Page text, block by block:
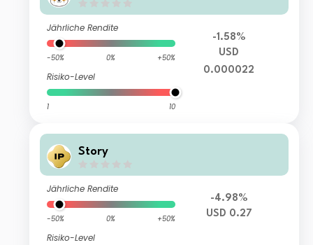
Jährliche Rendite
-50% 0% +50%
Risiko-Level
1 10
-1.58%
USD
0.000022
Story
Jährliche Rendite
-50% 0% +50%
Risiko-Level
-4.98%
USD 0.27